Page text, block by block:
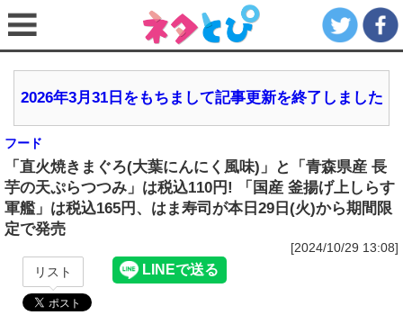
2026年3月31日をもちまして記事更新を終了しました
フード
「直火焼きまぐろ(大葉にんにく風味)」と「青森県産 長
芋の天ぷらつつみ」は税込110円! 「国産 釜揚げ上しらす
軍艦」は税込165円、はま寿司が本日29日(火)から期間限
定で発売
[2024/10/29 13:08]
リスト